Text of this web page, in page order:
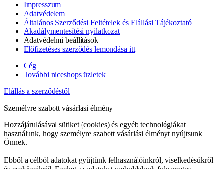
Impresszum
Adatvédelem
Általános Szerződési Feltételek és Elállási Tájékoztató
Akadálymentesítési nyilatkozat
Adatvédelmi beállítások
Előfizetéses szerződés lemondása itt
Cég
További niceshops üzletek
Elállás a szerződéstől
Személyre szabott vásárlási élmény
Hozzájárulásával sütiket (cookies) és egyéb technológiákat
használunk, hogy személyre szabott vásárlási élményt nyújtsunk
Önnek.
Ebből a célból adatokat gyűjtünk felhasználóinkról, viselkedésükről